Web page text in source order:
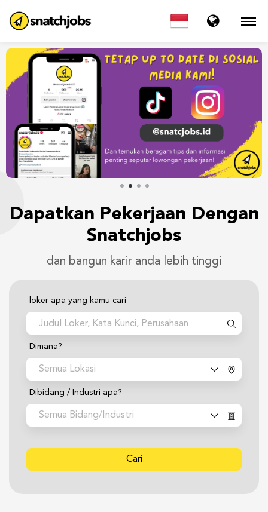
Dapatkan Pekerjaan Dengan
Snatchjobs
dan bangun karir anda lebih tinggi
loker apa yang kamu cari
Dimana?
Semua Lokasi
Dibidang / Industri apa?
Semua Bidang/Industri
Cari